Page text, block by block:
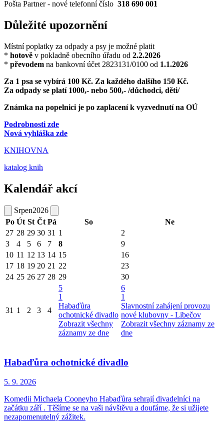
Pošta Partner - nové telefonní číslo 318 690 001
Důležité upozornění
Místní poplatky za odpady a psy je možné platit
* hotově v pokladně obecního úřadu od 2.2.2026
* převodem na bankovní účet 2823131/0100 od 1.1.2026
Za 1 psa se vybírá 100 Kč. Za každého dalšího 150 Kč.
Za odpady se platí 1000,- nebo 500,- /důchodci, děti/
Známka na popelnici je po zaplacení k vyzvednutí na OÚ
Podrobnosti zde
Nová vyhláška zde
KNIHOVNA
katalog knih
Kalendář akcí
Srpen2026
Po Út St Čt Pá So
Ne
27 28 29 30 31 1
2
3
4 5 6 7 8
9
10 11 12 13 14 15
16
17 18 19 20 21 22
23
24 25 26 27 28 29 30
31 1 2 3 4
5
1
Habaďůra
ochotnické divadlo
Zobrazit všechny
záznamy ze dne
6
1
Slavnostní zahájení provozu
nové klubovny - Libečov
Zobrazit všechny záznamy ze
dne
Habaďůra ochotnické divadlo
5. 9. 2026
Komedii Michaela Cooneyho Habaďůra sehrají divadelníci na
začátku září . Těšíme se na vaši návštěvu a doufáme, že si užijete
nezapomenutelný zážitek.